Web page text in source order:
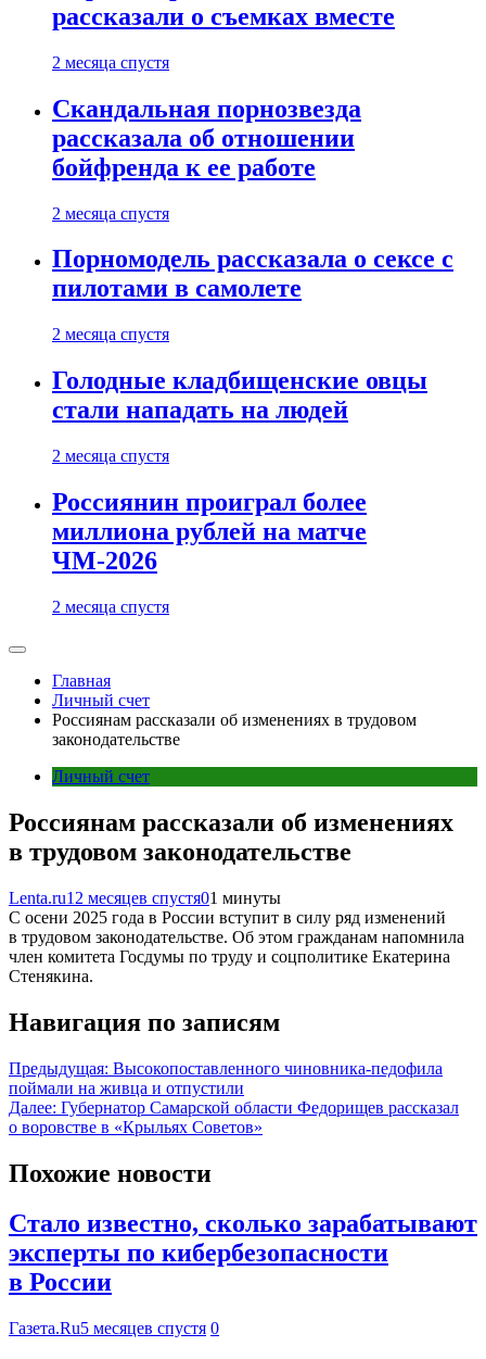
рассказали о съемках вместе
2 месяца спустя
Скандальная порнозвезда
рассказала об отношении
бойфренда к ее работе
2 месяца спустя
Порномодель рассказала о сексе с
пилотами в самолете
2 месяца спустя
Голодные кладбищенские овцы
стали нападать на людей
2 месяца спустя
Россиянин проиграл более
миллиона рублей на матче
ЧМ-2026
2 месяца спустя
Главная
Личный счет
Россиянам рассказали об изменениях в трудовом
законодательстве
Личный счет
Россиянам рассказали об изменениях
в трудовом законодательстве
Lenta.ru12 месяцев спустя01 минуты
С осени 2025 года в России вступит в силу ряд изменений
в трудовом законодательстве. Об этом гражданам напомнила
член комитета Госдумы по труду и соцполитике Екатерина
Стенякина.
Навигация по записям
Предыдущая: Высокопоставленного чиновника-педофила
поймали на живца и отпустили
Далее: Губернатор Самарской области Федорищев рассказал
о воровстве в «Крыльях Советов»
Похожие новости
Стало известно, сколько зарабатывают
эксперты по кибербезопасности
в России
Газета.Ru5 месяцев спустя 0